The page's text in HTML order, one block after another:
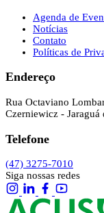
Agenda de
Notícias
Contato
Políticas de
Endereço
Rua Octaviano
Czerniewicz - Jaraguá
Telefone
(47) 3275-7010
Siga nossas redes